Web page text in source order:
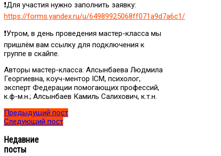
❗️Для участия нужно заполнить заявку:
https://forms.yandex.ru/u/64989925068ff071a9d7a6c1/
❗️Утром, в день проведения мастер-класса мы
пришлём вам ссылку для подключения к
группе в скайпе.
Авторы мастер-класса: Алсынбаева Людмила
Георгиевна, коуч-ментор ICM, психолог,
эксперт Федерации помогающих профессий,
к.ф-м.н.; Алсынбаев Камиль Салихович, к.т.н.
Предыдущий пост
Следующий пост
Недавние
посты